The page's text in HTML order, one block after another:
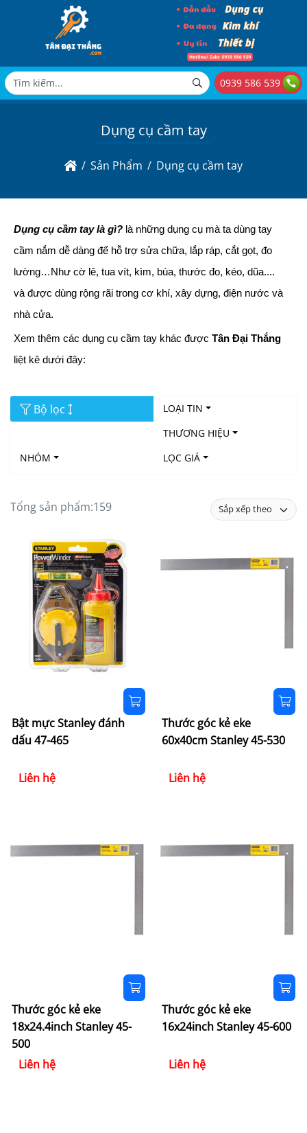
0939 586 539
Dụng cụ cầm tay
Sản Phẩm Dụng cụ cầm tay
Dụng cụ cầm tay là gì? là những dụng cụ mà ta dùng tay
cầm nắm dễ dàng để hỗ trợ sửa chữa, lắp ráp, cắt gọt, đo
lường…Như cờ lê, tua vít, kìm, búa, thước đo, kéo, dũa....
và được dùng rộng rãi trong cơ khí, xây dựng, điện nước và
nhà cửa.
Xem thêm các dụng cụ cầm tay khác được Tân Đại Thắng
liệt kê dưới đây:
Bộ lọc
LOẠI TIN
THƯƠNG HIỆU
NHÓM
LỌC GIÁ
Tổng sản phẩm:159
Bật mực Stanley đánh
dấu 47-465
Liên hệ
Thước góc kẻ eke
60x40cm Stanley 45-530
Liên hệ
Thước góc kẻ eke
18x24.4inch Stanley 45-
500
Liên hệ
Thước góc kẻ eke
16x24inch Stanley 45-600
Liên hệ